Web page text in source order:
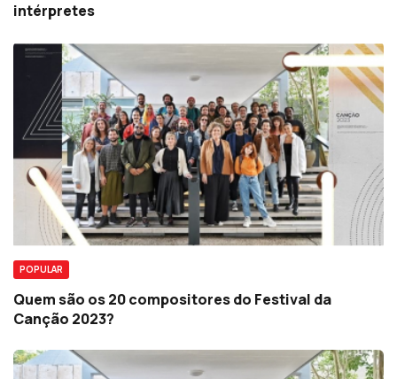
intérpretes
POPULAR
Quem são os 20 compositores do Festival da
Canção 2023?